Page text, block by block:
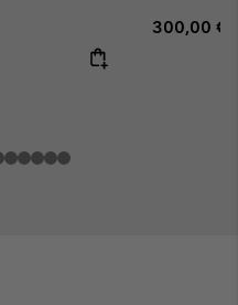
Regular
300,00 €